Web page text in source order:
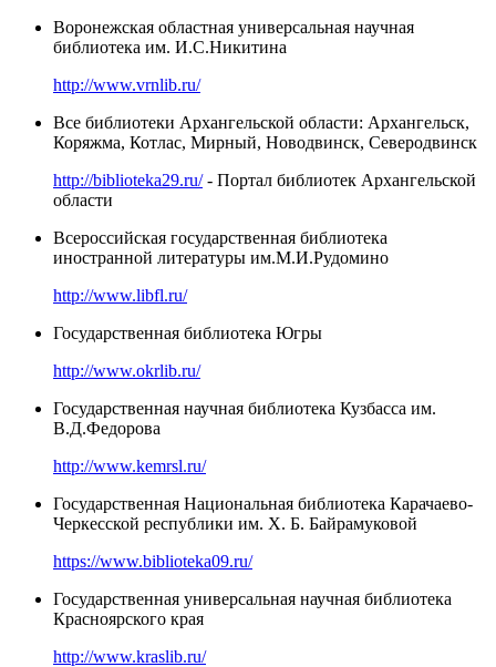
Воронежская областная универсальная научная
библиотека им. И.С.Никитина
http://www.vrnlib.ru/
Все библиотеки Архангельской области: Архангельск,
Коряжма, Котлас, Мирный, Новодвинск, Северодвинск
http://biblioteka29.ru/- Портал библиотек Архангельской
области
Всероссийская государственная библиотека
иностранной литературы им.М.И.Рудомино
http://www.libfl.ru/
Государственная библиотека Югры
http://www.okrlib.ru/
Государственная научная библиотека Кузбасса им.
В.Д.Федорова
http://www.kemrsl.ru/
Государственная Национальная библиотека Карачаево-
Черкесской республики им. Х. Б. Байрамуковой
https://www.biblioteka09.ru/
Государственная универсальная научная библиотека
Красноярского края
http://www.kraslib.ru/